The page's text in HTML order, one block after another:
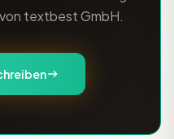
textbest GmbH.